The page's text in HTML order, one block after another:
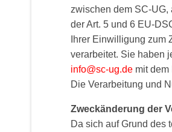
zwischen dem SC-
der Art. 5 und 6 EU-
Ihrer Einwilligung zum
verarbeitet. Sie haben
info@sc-ug.de mit dem
Die Verarbeitung und
Zweckänderung der
Da sich auf Grund des